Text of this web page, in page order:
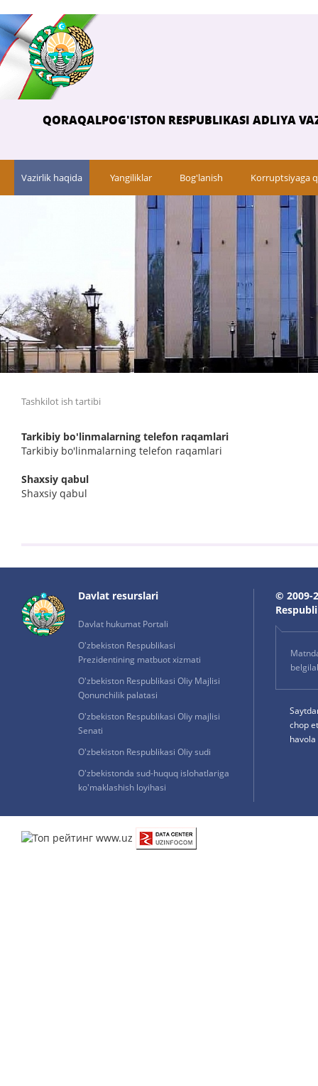
QORAQALPOG'ISTON RESPUBLIKASI ADLIYA
Vazirlik haqida Yangiliklar Bog'lanish Korruptsiyaga
Tashkilot ish tartibi
Tarkibiy bo'linmalarning telefon raqamlari
Tarkibiy bo'linmalarning telefon raqamlari
Shaxsiy qabul
Shaxsiy qabul
Davlat resurslari
Davlat hukumat Portali
O'zbekiston Respublikasi
Prezidentining matbuot xizmati
O'zbekiston Respublikasi Oliy Majlisi
Qonunchilik palatasi
O'zbekiston Respublikasi Oliy majlisi
Senati
O'zbekiston Respublikasi Oliy sudi
O'zbekistonda sud-huquq islohatlariga
ko'maklashish loyihasi
© 2009-
chop